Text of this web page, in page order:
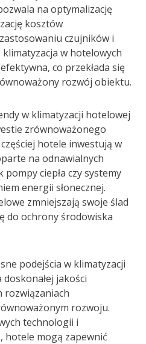
na optymalizację
kosztów
czujników i
w hotelowych
co przekłada się
rozwój obiektu.
w klimatyzacji hotelowej
zrównoważonego
hotele inwestują w
na odnawialnych
ciepła czy systemy
energii słonecznej.
zmniejszają swoje ślad
do ochrony środowiska
podejścia w klimatyzacji
jakości
rozwiązaniach
rozwoju.
technologii i
hotele mogą zapewnić